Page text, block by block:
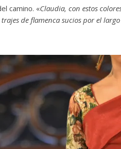
camino. «Claudia, con estos
de flamenca sucios por el